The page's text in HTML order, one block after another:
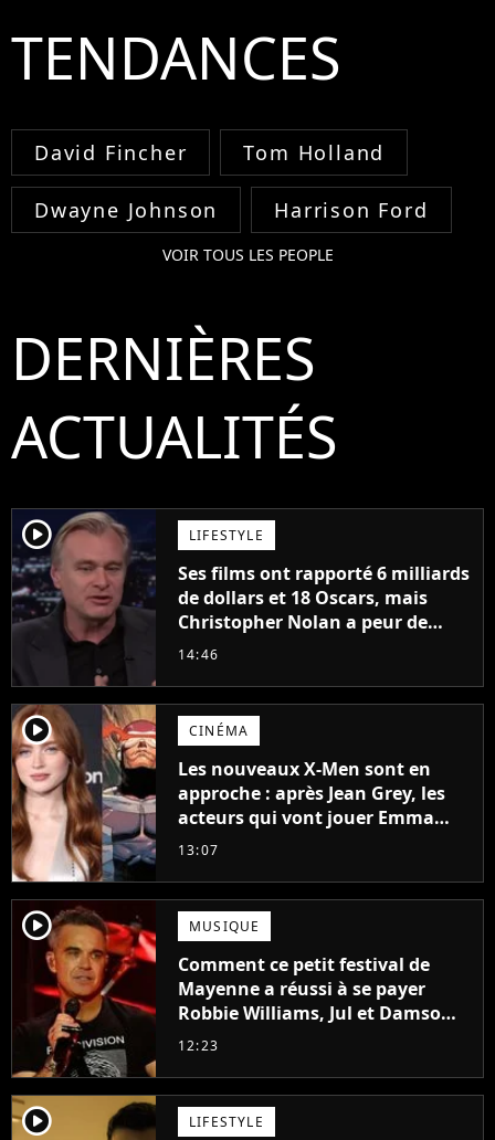
TENDANCES
David Fincher Tom Holland
Dwayne Johnson Harrison Ford
VOIR TOUS LES PEOPLE
DERNIÈRES
ACTUALITÉS
player2 LIFESTYLE
Ses films ont rapporté 6 milliards
de dollars et 18 Oscars, mais
Christopher Nolan a peur de
tourner un genre de films très
14:46
player2 CINÉMA
Les nouveaux X-Men sont en
approche : après Jean Grey, les
acteurs qui vont jouer Emma
Frost et Cyclope trouvés !
13:07
player2 MUSIQUE
Comment ce petit festival de
Mayenne a réussi à se payer
Robbie Williams, Jul et Damso
cette année ?
12:23
player2 LIFESTYLE